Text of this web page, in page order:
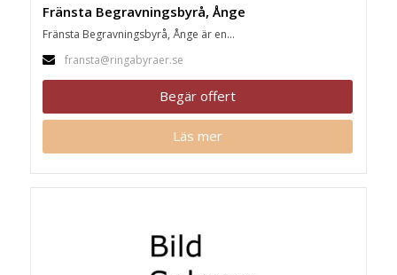
Fränsta Begravningsbyrå, Ånge
Fränsta Begravningsbyrå, Ånge är en...
fransta@ringabyraer.se
Begär offert
Läs mer